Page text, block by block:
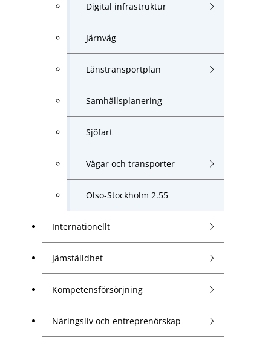
Digital infrastruktur
Järnväg
Länstransportplan
Samhällsplanering
Sjöfart
Vägar och transporter
Olso-Stockholm 2.55
Internationellt
Jämställdhet
Kompetensförsörjning
Näringsliv och entreprenörskap